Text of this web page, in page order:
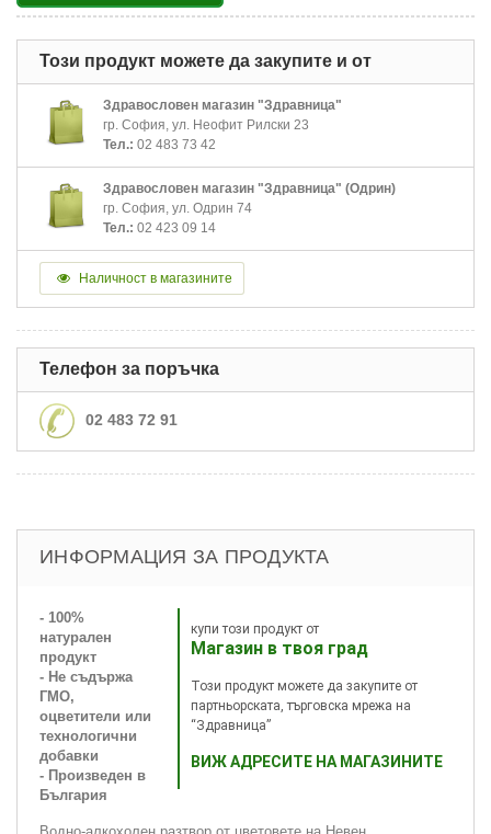
Този продукт можете да закупите и от
Здравословен магазин "Здравница"
гр. София, ул. Неофит Рилски 23
Тел.: 02 483 73 42
Здравословен магазин "Здравница" (Одрин)
гр. София, ул. Одрин 74
Тел.: 02 423 09 14
Наличност в магазините
Телефон за поръчка
02 483 72 91
ИНФОРМАЦИЯ ЗА ПРОДУКТА
купи този продукт от
Магазин в твоя град
Този продукт можете да закупите от
партньорската, търговска мрежа на
“Здравница”
ВИЖ АДРЕСИТЕ НА МАГАЗИНИТЕ
- 100%
натурален
продукт
- Не съдържа
ГМО,
оцветители или
технологични
добавки
- Произведен в
България